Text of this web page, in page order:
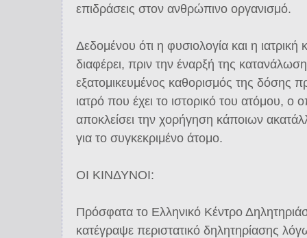
επιδράσεις στον ανθρώπινο οργανισμό.
Δεδομένου ότι η φυσιολογία και η
διαφέρει, πριν την έναρξή της
εξατομικευμένος καθορισμός της δόσης
ιατρό που έχει το ιστορικό του ατόμου, ο
αποκλείσει την χορήγηση κάποιων
για το συγκεκριμένο άτομο.
ΟΙ ΚΙΝΔΥΝΟΙ:
Πρόσφατα το Ελληνικό Κέντρο
κατέγραψε περιστατικό δηλητηρίασης